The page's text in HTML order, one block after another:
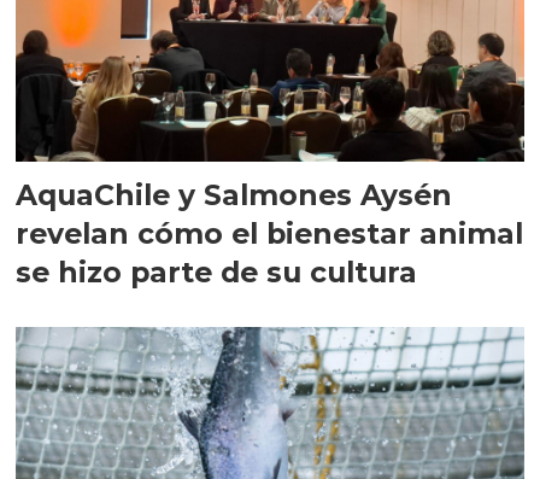
AquaChile y Salmones Aysén
revelan cómo el bienestar animal
se hizo parte de su cultura